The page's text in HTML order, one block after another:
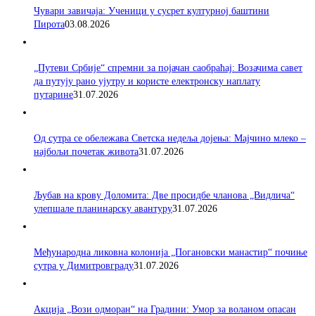
Чувари завичаја: Ученици у сусрет културној баштини
Пирота03.08.2026
„Путеви Србије“ спремни за појачан саобраћај: Возачима савет
да путују рано ујутру и користе електронску наплату
путарине31.07.2026
Од сутра се обележава Светска недеља дојења: Мајчино млеко –
најбољи почетак живота31.07.2026
Љубав на крову Доломита: Две просидбе чланова „Видлича“
улепшале планинарску авантуру31.07.2026
Међународна ликовна колонија „Погановски манастир“ почиње
сутра у Димитровграду31.07.2026
Акција „Вози одморан“ на Градини: Умор за воланом опасан